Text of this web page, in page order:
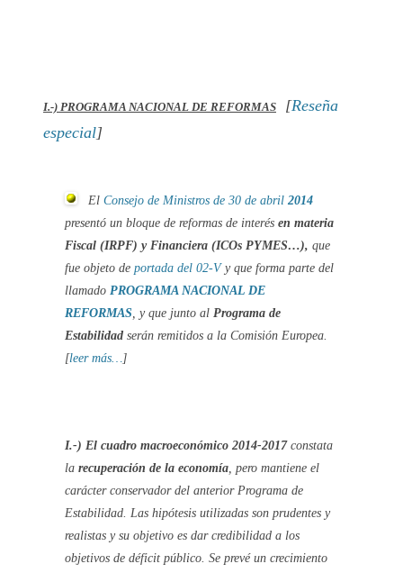
I.-) PROGRAMA NACIONAL DE REFORMAS [Reseña
especial]
El Consejo de Ministros de 30 de abril 2014
presentó un bloque de reformas de interés en materia
Fiscal (IRPF) y Financiera (ICOs PYMES…), que
fue objeto de portada del 02-Vy que forma parte del
llamado PROGRAMA NACIONAL DE
REFORMAS, y que junto al Programa de
Estabilidad serán remitidos a la Comisión Europea.
[leer más…]
I.-) El cuadro macroeconómico 2014-2017constata
la recuperación de la economía, pero mantiene el
carácter conservador del anterior Programa de
Estabilidad. Las hipótesis utilizadas son prudentes y
realistas y su objetivo es dar credibilidad a los
objetivos de déficit público. Se prevé un crecimiento